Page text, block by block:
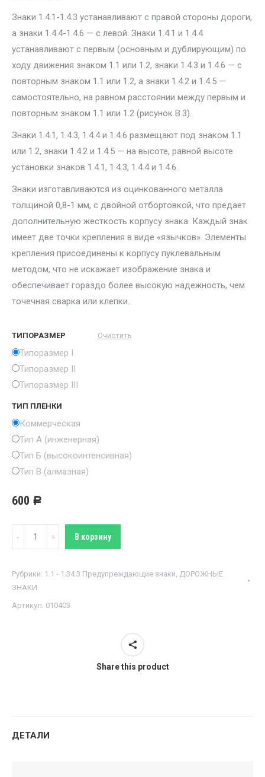
Знаки 1.4.1-1.4.3 устанавливают с правой стороны дороги,
а знаки 1.4.4-1.4.6 — c левой. Знаки 1.4.1 и 1.4.4
устанавливают с первым (основным и дублирующим) по
ходу движения знаком 1.1 или 1.2, знаки 1.4.3 и 1.4.6 — с
повторным знаком 1.1 или 1.2, а знаки 1.4.2 и 1.4.5 —
самостоятельно, на равном расстоянии между первым и
повторным знаком 1.1 или 1.2 (рисунок В.3).
Знаки 1.4.1, 1.4.3, 1.4.4 и 1.4.6 размещают под знаком 1.1
или 1.2, знаки 1.4.2 и 1.4.5 — на высоте, равной высоте
установки знаков 1.4.1, 1.4.3, 1.4.4 и 1.4.6.
Знаки изготавливаются из оцинкованного металла
толщиной 0,8-1 мм, с двойной отбортовкой, что предает
дополнительную жесткость корпусу знака. Каждый знак
имеет две точки крепления в виде «язычков». Элементы
крепления присоединены к корпусу пуклевальным
методом, что не искажает изображение знака и
обеспечивает гораздо более высокую надежность, чем
точечная сварка или клепки.
ТИПОРАЗМЕР
Типоразмер I
Типоразмер II
Типоразмер III
ТИП ПЛЕНКИ
Коммерческая
Тип А (инженерная)
Тип Б (высокоинтенсивная)
Тип В (алмазная)
Очистить
600 Р
Количество
Приближение
железнодорожному
В корзину
Рубрики: 1.1 - 1.34.3 Предупреждающие знаки, ДОРОЖНЫЕ
ЗНАКИ
Артикул: 010403
Share this product
ДЕТАЛИ